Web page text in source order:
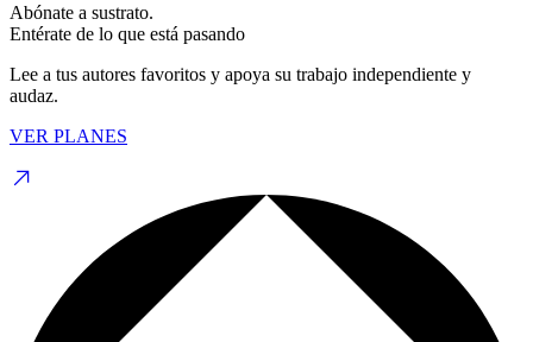
Abónate a sustrato.
Entérate de lo que está pasando
Lee a tus autores favoritos y apoya su trabajo independiente y
audaz.
VER PLANES